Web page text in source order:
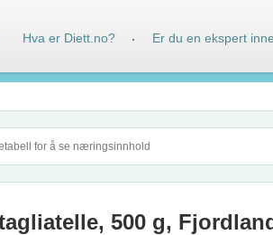
500 g,
Hva er Diett.no? · Er du en ekspert